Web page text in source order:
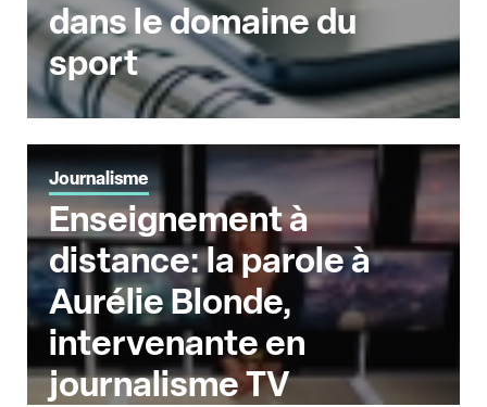
dans le domaine du
sport
Journalisme
Enseignement à
distance: la parole à
Aurélie Blonde,
intervenante en
journalisme TV